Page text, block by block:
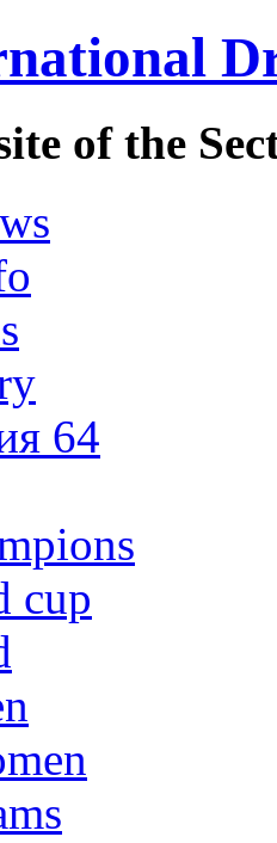
of the
64
cup